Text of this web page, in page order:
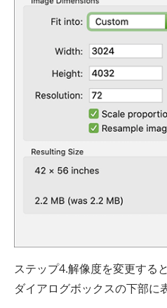
ステップ4.解像度を変更する
ダイアログボックスの下部に